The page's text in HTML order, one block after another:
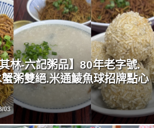
林-六記粥品】80年老字號.
粥雙絕.米通鯪魚球招牌點心
03
READ
MORE